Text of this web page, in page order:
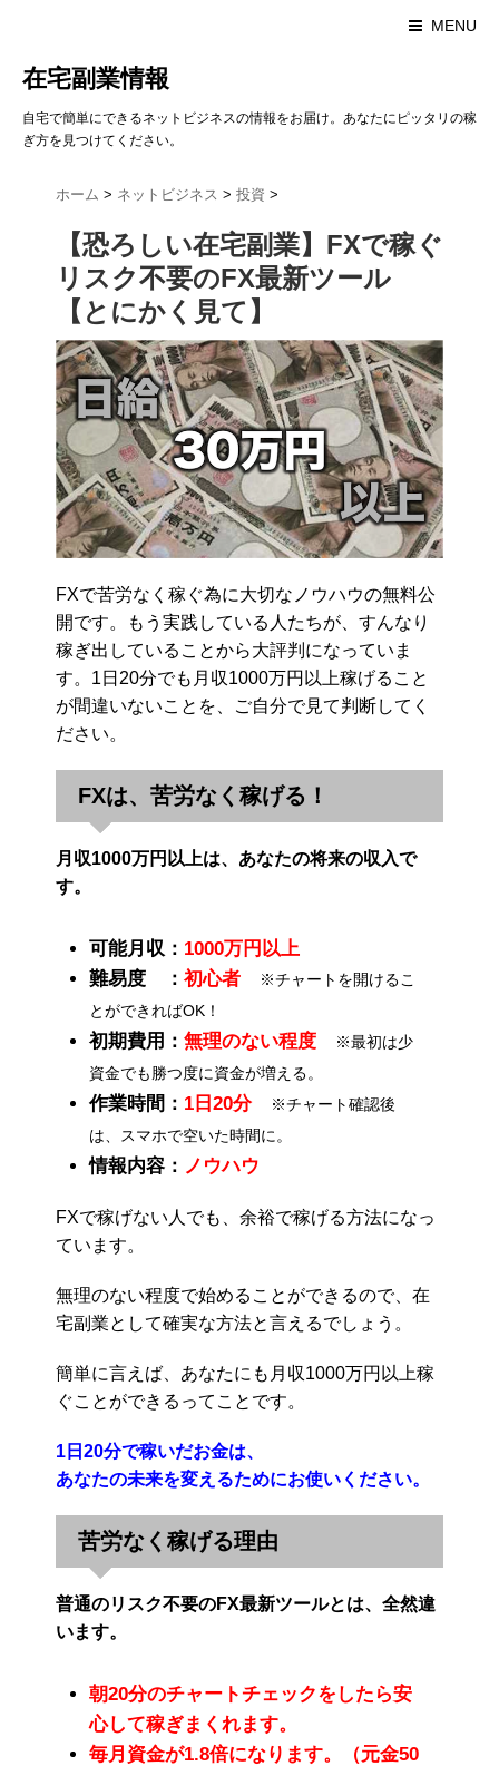
MENU
在宅副業情報
自宅で簡単にできるネットビジネスの情報をお届け。あなたにピッタリの稼
ぎ方を見つけてください。
ホーム > ネットビジネス > 投資 >
【恐ろしい在宅副業】FXで稼ぐ
リスク不要のFX最新ツール
【とにかく見て】
FXで苦労なく稼ぐ為に大切なノウハウの無料公
開です。もう実践している人たちが、すんなり
稼ぎ出していることから大評判になっていま
す。1日20分でも月収1000万円以上稼げること
が間違いないことを、ご自分で見て判断してく
ださい。
FXは、苦労なく稼げる！
月収1000万円以上は、あなたの将来の収入で
す。
可能月収： 1000万円以上
難易度 ： 初心者
※チャートを開けるこ
とができればOK！
初期費用： 無理のない程度
※最初は少
資金でも勝つ度に資金が増える。
作業時間： 1日20分
※チャート確認後
は、スマホで空いた時間に。
情報内容： ノウハウ
FXで稼げない人でも、余裕で稼げる方法になっ
ています。
無理のない程度で始めることができるので、在
宅副業として確実な方法と言えるでしょう。
簡単に言えば、あなたにも月収1000万円以上稼
ぐことができるってことです。
1日20分で稼いだお金は、
あなたの未来を変えるためにお使いください。
苦労なく稼げる理由
普通のリスク不要のFX最新ツールとは、全然違
います。
朝20分のチャートチェックをしたら安
心して稼ぎまくれます。
毎月資金が1.8倍になります。（元金50